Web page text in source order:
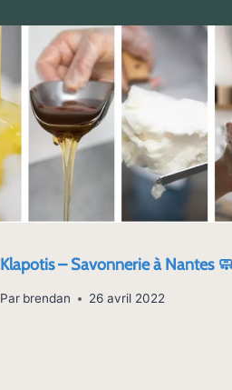
Klapotis – Savonnerie à Nantes
Par brendan 26 avril 2022